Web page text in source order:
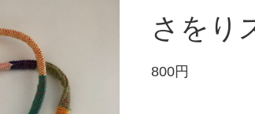
さをり
800円